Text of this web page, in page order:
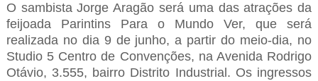
O sambista Jorge Aragão será uma das atrações da
feijoada Parintins Para o Mundo Ver, que será
realizada no dia 9 de junho, a partir do meio-dia, no
Studio 5 Centro de Convenções, na Avenida Rodrigo
Otávio, 3.555, bairro Distrito Industrial. Os ingressos